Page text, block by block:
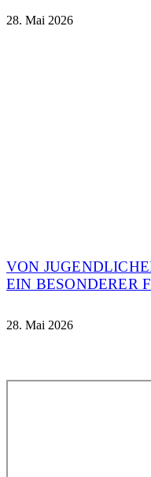
28. Mai 2026
VON
EIN BESONDERER
28. Mai 2026